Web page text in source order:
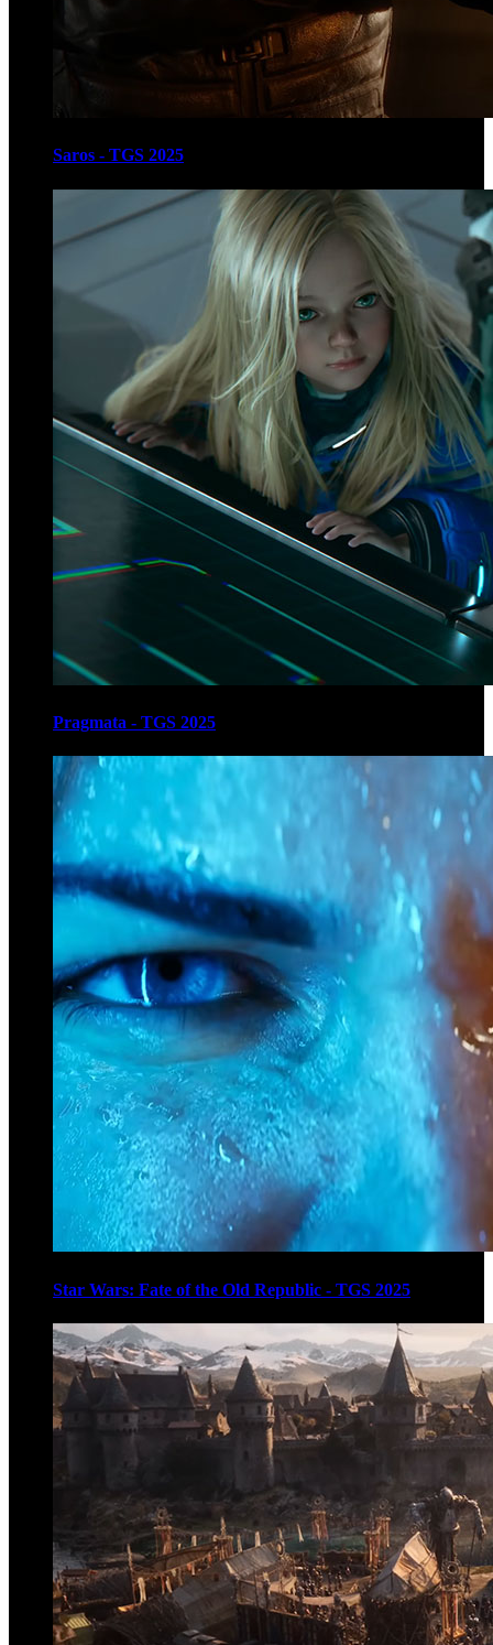
Saros - TGS 2025
Pragmata - TGS 2025
Star Wars: Fate of the Old Republic - TGS 2025